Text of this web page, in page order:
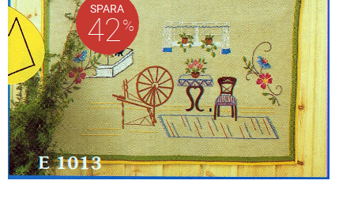
SPARA
42%